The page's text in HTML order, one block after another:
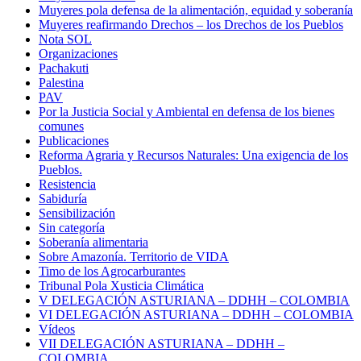
Muyeres pola defensa de la alimentación, equidad y soberanía
Muyeres reafirmando Drechos – los Drechos de los Pueblos
Nota SOL
Organizaciones
Pachakuti
Palestina
PAV
Por la Justicia Social y Ambiental en defensa de los bienes
comunes
Publicaciones
Reforma Agraria y Recursos Naturales: Una exigencia de los
Pueblos.
Resistencia
Sabiduría
Sensibilización
Sin categoría
Soberanía alimentaria
Sobre Amazonía. Territorio de VIDA
Timo de los Agrocarburantes
Tribunal Pola Xusticia Climática
V DELEGACIÓN ASTURIANA – DDHH – COLOMBIA
VI DELEGACIÓN ASTURIANA – DDHH – COLOMBIA
Vídeos
VII DELEGACIÓN ASTURIANA – DDHH –
COLOMBIA